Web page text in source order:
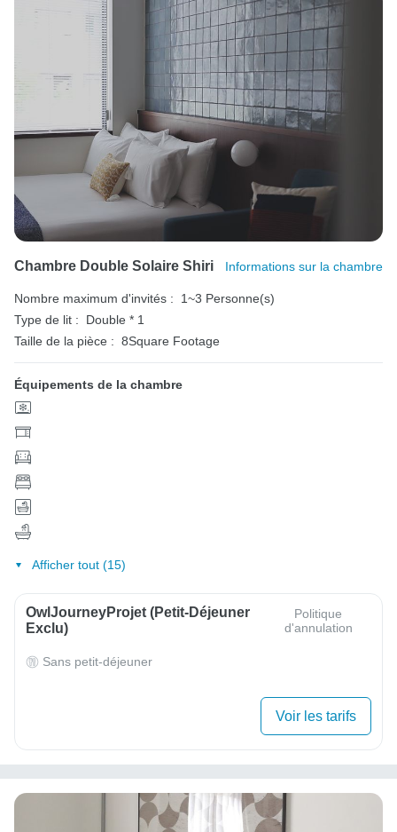
Chambre Double Solaire Shiri Informations sur la chambre
Nombre maximum d'invités :
1~3 Personne(s)
Type de lit :
Double * 1
Taille de la pièce : 8Square Footage
Équipements de la chambre
Afficher tout (15)
OwlJourneyProjet (petit-Déjeuner
Exclu)
Politique
d'annulation
Sans petit-déjeuner
Voir les tarifs